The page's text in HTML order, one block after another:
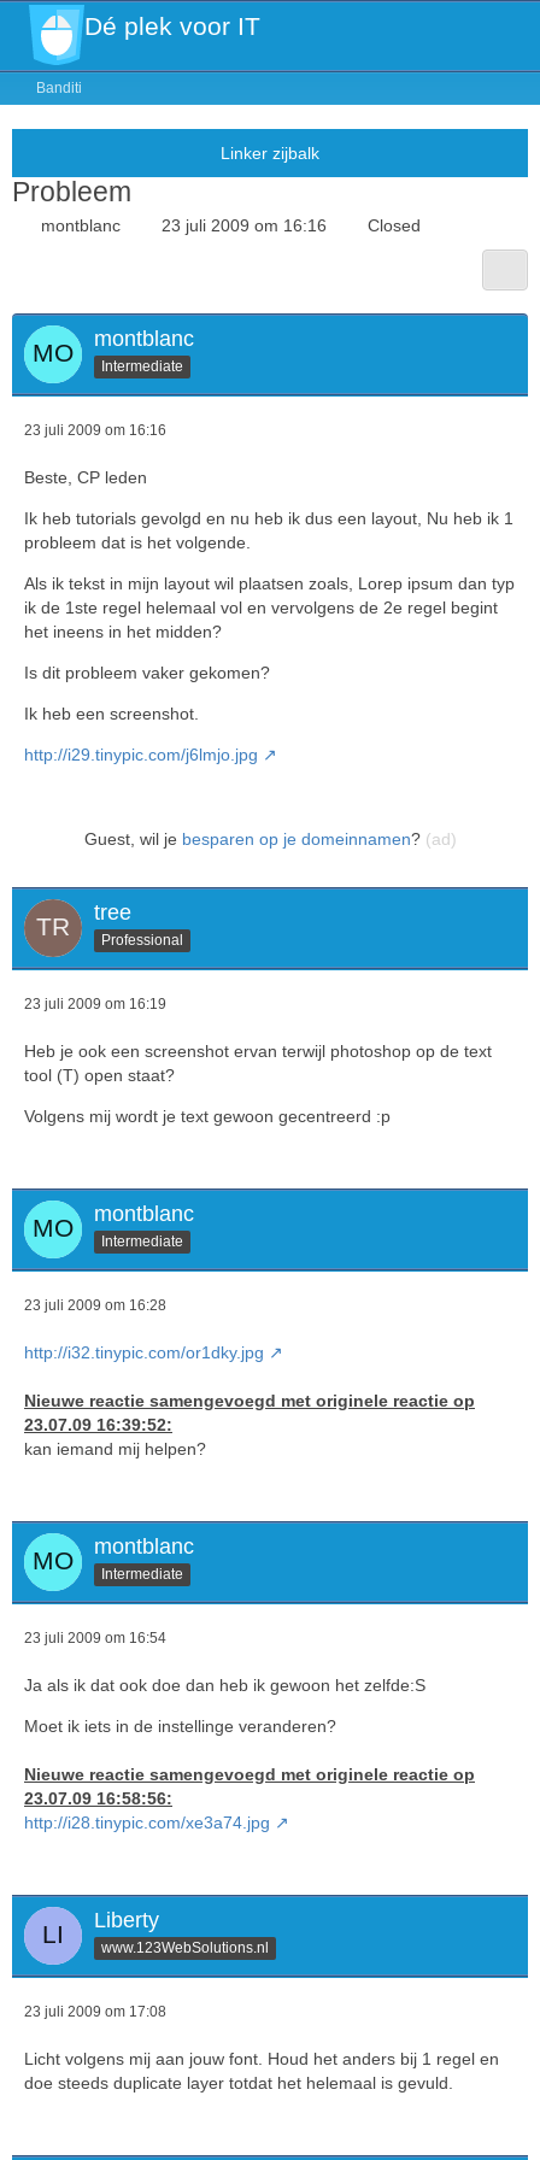
Dé plek voor IT
Banditi
Probleem
montblanc 23 juli 2009 om 16:16 Closed
montblanc
Intermediate
23 juli 2009 om 16:16
Beste, CP leden
Ik heb tutorials gevolgd en nu heb ik dus een layout, Nu heb ik 1
probleem dat is het volgende.
Als ik tekst in mijn layout wil plaatsen zoals, Lorep ipsum dan typ
ik de 1ste regel helemaal vol en vervolgens de 2e regel begint
het ineens in het midden?
Is dit probleem vaker gekomen?
Ik heb een screenshot.
http://i29.tinypic.com/j6lmjo.jpg
Guest, wil je besparen op je domeinnamen? (ad)
tree
Professional
23 juli 2009 om 16:19
Heb je ook een screenshot ervan terwijl photoshop op de text
tool (T) open staat?
Volgens mij wordt je text gewoon gecentreerd :p
montblanc
Intermediate
23 juli 2009 om 16:28
http://i32.tinypic.com/or1dky.jpg
Nieuwe reactie samengevoegd met originele reactie op
23.07.09 16:39:52:
kan iemand mij helpen?
montblanc
Intermediate
23 juli 2009 om 16:54
Ja als ik dat ook doe dan heb ik gewoon het zelfde:S
Moet ik iets in de instellinge veranderen?
Nieuwe reactie samengevoegd met originele reactie op
23.07.09 16:58:56:
http://i28.tinypic.com/xe3a74.jpg
Liberty
www.123WebSolutions.nl
23 juli 2009 om 17:08
Licht volgens mij aan jouw font. Houd het anders bij 1 regel en
doe steeds duplicate layer totdat het helemaal is gevuld.